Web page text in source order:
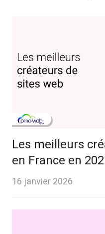
Les meilleurs
en France en
16 janvier 2026